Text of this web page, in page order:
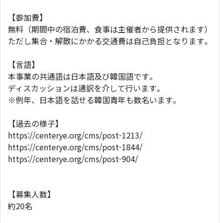
【参加費】
無料（期間中の宿泊費、食事は主催者から提供されます）
ただし集合・解散にかかる交通費は自己負担となります。
【言語】
本事業の共通語は日本語及び韓国語です。
ディスカッションは通訳を介して行います。
※例年、日本語を話せる韓国青年も数名います。
【過去の様子】
https://centerye.org/cms/post-1213/
https://centerye.org/cms/post-1844/
https://centerye.org/cms/post-904/
【募集人数】
約20名